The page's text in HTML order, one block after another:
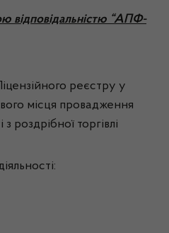
відповідальністю “АПФ-
реєстру у
місця провадження
роздрібної торгівлі